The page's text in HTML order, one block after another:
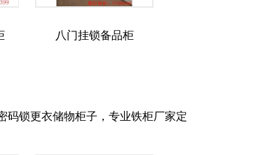
八门挂锁备品柜
码锁更衣储物柜子，专业铁柜厂家定